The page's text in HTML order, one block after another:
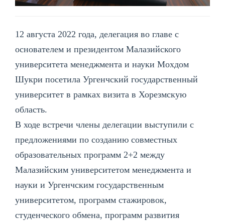
12 августа 2022 года, делегация во главе с
основателем и президентом Малазийского
университета менеджмента и науки Мохдом
Шукри посетила Ургенчский государственный
университет в рамках визита в Хорезмскую
область.
В ходе встречи члены делегации выступили с
предложениями по созданию совместных
образовательных программ 2+2 между
Малазийским университетом менеджмента и
науки и Ургенчским государственным
университетом, программ стажировок,
студенческого обмена, программ развития